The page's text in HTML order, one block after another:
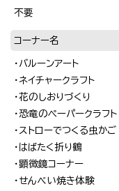
不要
コーナー名
・バルーンアート
・ネイチャークラフト
・花のしおりづくり
・恐竜のペーパークラフト
・ストローでつくる虫かご
・はばたく折り鶴
・顕微鏡コーナー
・せんべい焼き体験